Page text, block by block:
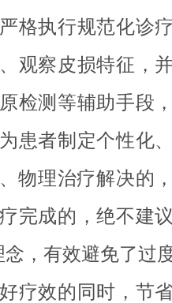
格执行规范化诊
观察皮损特征，
检测等辅助手段
患者制定个性化
理治疗解决的
完成的，绝不建
，有效避免了过
疗效的同时，节